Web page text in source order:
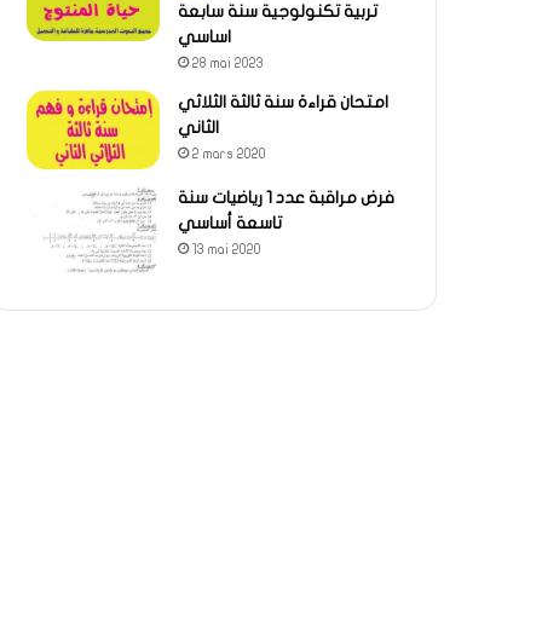
تربية تكنولوجية سنة سابعة
اساسي
28 mai 2023
امتحان قراءة سنة ثالثة الثلاثي
الثاني
2 mars 2020
فرض مراقبة عدد 1 رياضيات سنة
تاسعة أساسي
13 mai 2020